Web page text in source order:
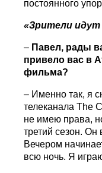
постоянного
«Зрители идут
– Павел, рады
привело вас в
фильма?
– Именно так, я
телеканала The
не имею права,
третий сезон. Он
Вечером
всю ночь. Я